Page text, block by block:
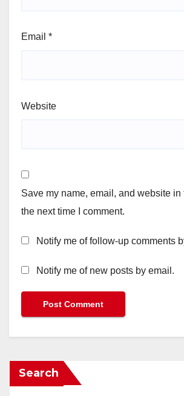
Email *
Website
Save my name, email, and website in
the next time I comment.
Notify me of follow-up comments
Notify me of new posts by email.
Search